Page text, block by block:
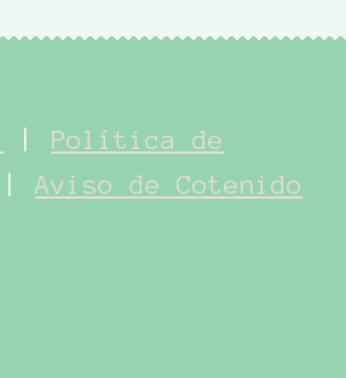
Política de
|Aviso de Cotenido